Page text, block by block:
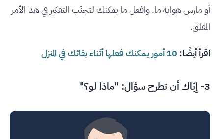
أو مارس هواية ما. وافعل ما يمكنك لتجنّب التفكير في هذا الأمر
المقلق.
اقرأ أيضًا: 10 أمور يمكنك فعلها أثناء بقائك في المنزل
3- إيّاك أن تطرح سؤال: "ماذا لو؟"